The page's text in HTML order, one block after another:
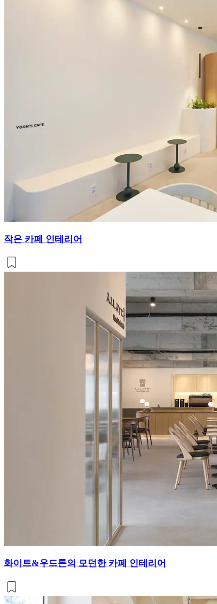
작은 카페 인테리어
화이트&우드톤의 모던한 카페 인테리어